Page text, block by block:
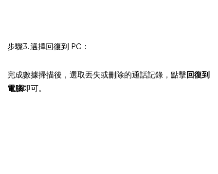
步驟3. 選擇回復到 PC：
完成數據掃描後，選取丟失或刪除的通話記錄，點擊回復到
電腦即可。